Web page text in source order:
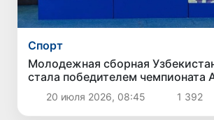
Спорт
Молодежная сборная
стала победителем чемпионата
20 июля 2026, 08:45 1 392